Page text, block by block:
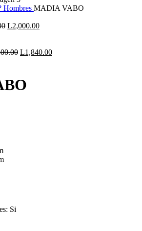
Hombres MADIA VABO
El
era:
L2,000.00El
es:
El
era:
L2,300.00.
L1,840.00El
Si